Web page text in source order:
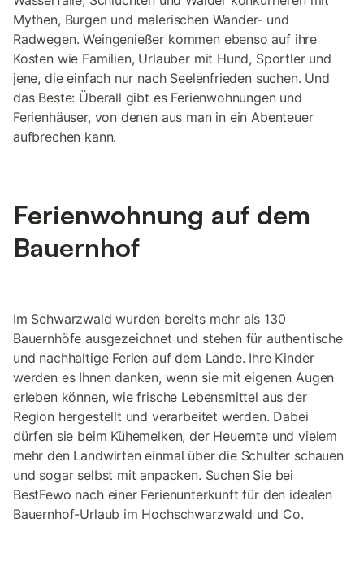
Mythen, Burgen und malerischen Wander- und
Radwegen. Weingenießer kommen ebenso auf ihre
Kosten wie Familien, Urlauber mit Hund, Sportler und
jene, die einfach nur nach Seelenfrieden suchen. Und
das Beste: Überall gibt es Ferienwohnungen und
Ferienhäuser, von denen aus man in ein Abenteuer
aufbrechen kann.
Ferienwohnung auf dem
Bauernhof
Im Schwarzwald wurden bereits mehr als 130
Bauernhöfe ausgezeichnet und stehen für authentische
und nachhaltige Ferien auf dem Lande. Ihre Kinder
werden es Ihnen danken, wenn sie mit eigenen Augen
erleben können, wie frische Lebensmittel aus der
Region hergestellt und verarbeitet werden. Dabei
dürfen sie beim Kühemelken, der Heuernte und vielem
mehr den Landwirten einmal über die Schulter schauen
und sogar selbst mit anpacken. Suchen Sie bei
BestFewo nach einer Ferienunterkunft für den idealen
Bauernhof-Urlaub im Hochschwarzwald und Co.